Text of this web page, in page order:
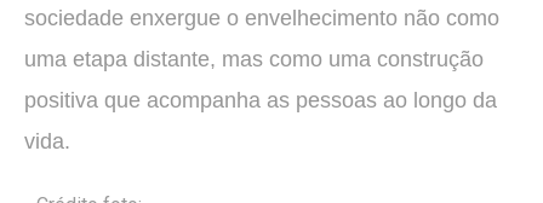
sociedade enxergue o envelhecimento não como
uma etapa distante, mas como uma construção
positiva que acompanha as pessoas ao longo da
vida.